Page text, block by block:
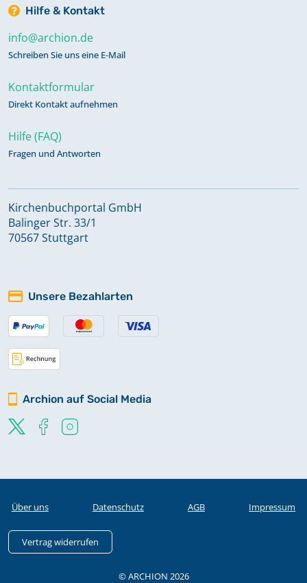
Hilfe & Kontakt
info@archion.de
Schreiben Sie uns eine E-Mail
Kontaktformular
Direkt Kontakt aufnehmen
Hilfe (FAQ)
Fragen und Antworten
Kirchenbuchportal GmbH
Balinger Str. 33/1
70567 Stuttgart
Unsere Bezahlarten
Archion auf Social Media
Über uns Datenschutz AGB Impressum
Vertrag widerrufen
© ARCHION 2026